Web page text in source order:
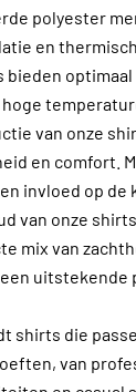
polyester
en
bieden
van onze
en comfort.
invloed op
van onze
mix van
uitstekende
shirts die
van